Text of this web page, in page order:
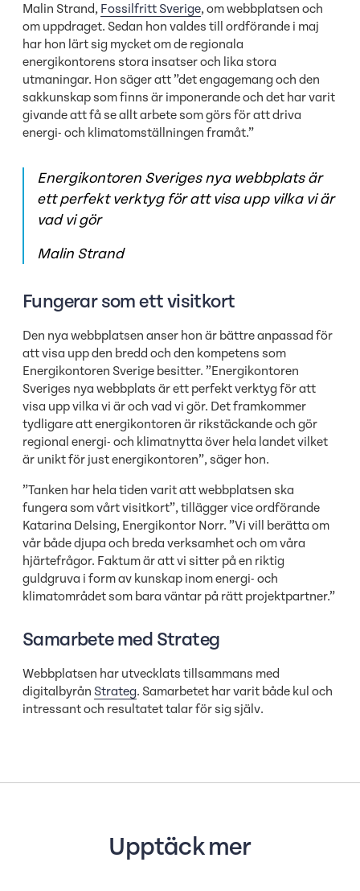
Malin Strand, Fossilfritt Sverige, om webbplatsen och
om uppdraget. Sedan hon valdes till ordförande i maj
har hon lärt sig mycket om de regionala
energikontorens stora insatser och lika stora
utmaningar. Hon säger att ”det engagemang och den
sakkunskap som finns är imponerande och det har varit
givande att få se allt arbete som görs för att driva
energi- och klimatomställningen framåt.”
Energikontoren Sveriges nya webbplats är
ett perfekt verktyg för att visa upp vilka vi är
vad vi gör
Malin Strand
Fungerar som ett visitkort
Den nya webbplatsen anser hon är bättre anpassad för
att visa upp den bredd och den kompetens som
Energikontoren Sverige besitter. ”Energikontoren
Sveriges nya webbplats är ett perfekt verktyg för att
visa upp vilka vi är och vad vi gör. Det framkommer
tydligare att energikontoren är rikstäckande och gör
regional energi- och klimatnytta över hela landet vilket
är unikt för just energikontoren”, säger hon.
”Tanken har hela tiden varit att webbplatsen ska
fungera som vårt visitkort”, tillägger vice ordförande
Katarina Delsing, Energikontor Norr. ”Vi vill berätta om
vår både djupa och breda verksamhet och om våra
hjärtefrågor. Faktum är att vi sitter på en riktig
guldgruva i form av kunskap inom energi- och
klimatområdet som bara väntar på rätt projektpartner.”
Samarbete med Strateg
Webbplatsen har utvecklats tillsammans med
digitalbyrån Strateg. Samarbetet har varit både kul och
intressant och resultatet talar för sig själv.
Upptäck mer